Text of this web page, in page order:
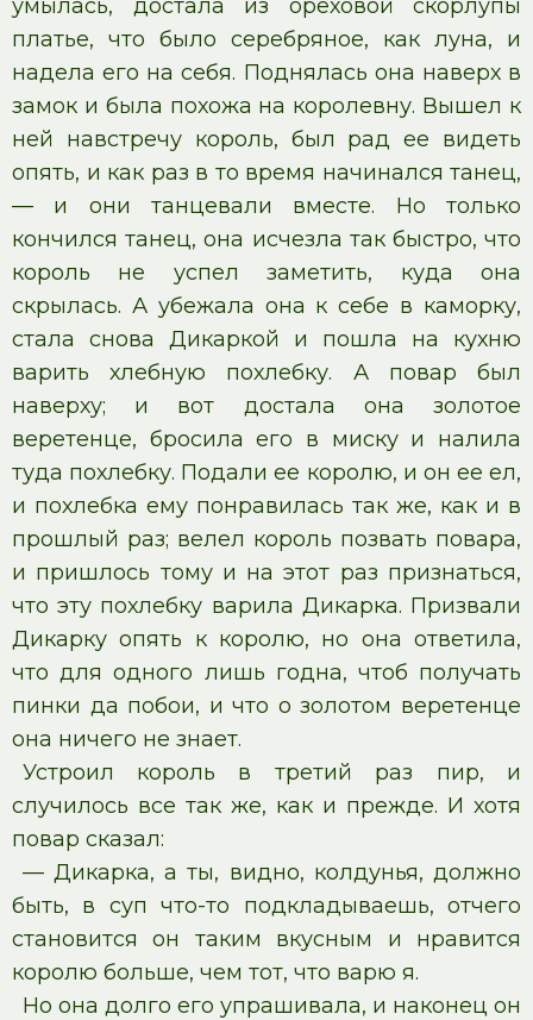
умылась, достала из ореховой скорлупы
платье, что было серебряное, как луна, и
надела его на себя. Поднялась она наверх в
замок и была похожа на королевну. Вышел к
ней навстречу король, был рад ее видеть
опять, и как раз в то время начинался танец,
— и они танцевали вместе. Но только
кончился танец, она исчезла так быстро, что
король не успел заметить, куда она
скрылась. А убежала она к себе в каморку,
стала снова Дикаркой и пошла на кухню
варить хлебную похлебку. А повар был
наверху; и вот достала она золотое
веретенце, бросила его в миску и налила
туда похлебку. Подали ее королю, и он ее ел,
и похлебка ему понравилась так же, как и в
прошлый раз; велел король позвать повара,
и пришлось тому и на этот раз признаться,
что эту похлебку варила Дикарка. Призвали
Дикарку опять к королю, но она ответила,
что для одного лишь годна, чтоб получать
пинки да побои, и что о золотом веретенце
она ничего не знает.
Устроил король в третий раз пир, и
случилось все так же, как и прежде. И хотя
повар сказал:
— Дикарка, а ты, видно, колдунья, должно
быть, в суп что-то подкладываешь, отчего
становится он таким вкусным и нравится
королю больше, чем тот, что варю я.
Но она долго его упрашивала, и наконец он